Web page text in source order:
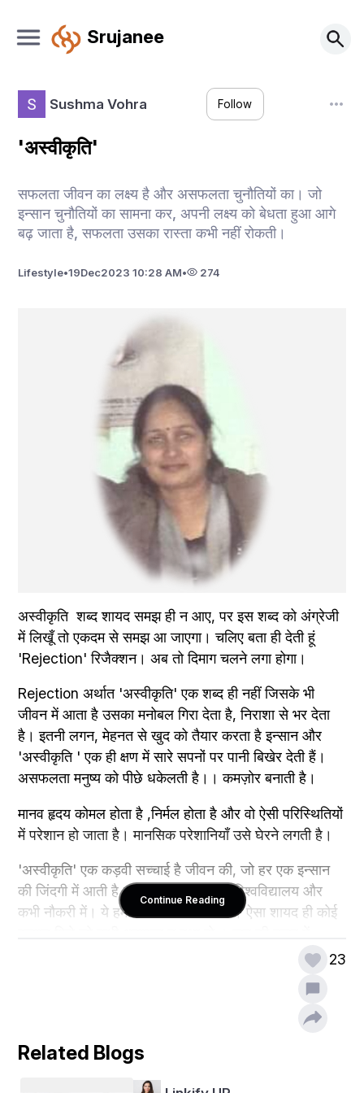
Srujanee
Sushma Vohra Follow
'अस्वीकृति'
सफलता जीवन का लक्ष्य है और असफलता चुनौतियों का। जो
इन्सान चुनौतियों का सामना कर, अपनी लक्ष्य को बेधता हुआ आगे
बढ़ जाता है, सफलता उसका रास्ता कभी नहीं रोकती।
Lifestyle•19Dec2023 10:28 AM• 274
अस्वीकृति  शब्द शायद समझ ही न आए, पर इस शब्द को अंग्रेजी
में लिखूँ तो एकदम से समझ आ जाएगा। चलिए बता ही देती हूं
'Rejection' रिजैक्शन। अब तो दिमाग चलने लगा होगा।
Rejection अर्थात 'अस्वीकृति' एक शब्द ही नहीं जिसके भी
जीवन में आता है उसका मनोबल गिरा देता है, निराशा से भर देता
है। इतनी लगन, मेहनत से खुद को तैयार करता है इन्सान और
'अस्वीकृति ' एक ही क्षण में सारे सपनों पर पानी बिखेर देती हैं।
असफलता मनुष्य को पीछे धकेलती है।। कमज़ोर बनाती है।
मानव हृदय कोमल होता है ,निर्मल होता है और वो ऐसी परिस्थितियों
में परेशान हो जाता है। मानसिक परेशानियाँ उसे घेरने लगती है।
'अस्वीकृति' एक कड़वी सच्चाई है जीवन की, जो हर एक इन्सान
की जिंदगी में आती है। कभी स्कूल में, कभी-विश्वविद्यालय और
कभी नौकरी में। ये हमारी जिंदगी का सत्य है। ऐसा शायद ही कोई
असफल होने के बाद खुद को नाकारा समझने लगते हैं। ये सोच हमें
'अस्वीकृति 'मनुष्य, को मजबूत बनाती है, उसे और ज्यादा निखारती
Continue Reading
23
Related Blogs